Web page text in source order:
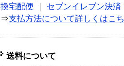
換宅配便
セブンイレブン決済
⇒支払方法について詳しくはこ
送料について